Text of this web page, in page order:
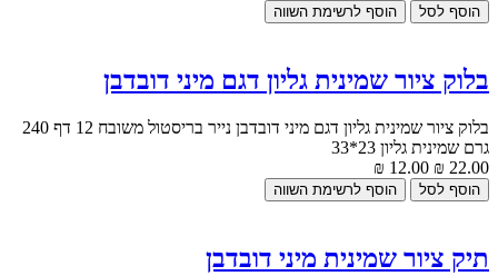
בלוק ציור שמינית גליון דגם מיני דובדבן
בלוק ציור שמינית גליון דגם מיני דובדבן נייר בריסטול משובח 12 דף 240
גרם שמינית גליון 23*33
22.00 ₪
12.00 ₪
תיק ציור שמינית מיני דובדבן